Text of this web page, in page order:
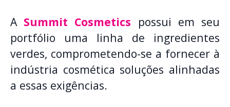
A Summit Cosmetics possui em seu
portfólio uma linha de ingredientes
verdes, comprometendo-se a fornecer à
indústria cosmética soluções alinhadas
a essas exigências.